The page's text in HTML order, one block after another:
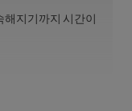
해지기까지 시간이